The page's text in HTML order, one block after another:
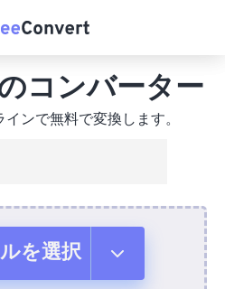
コンバーター
インで無料で変換します。
を選択